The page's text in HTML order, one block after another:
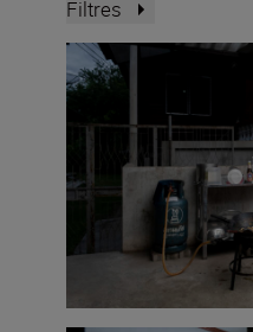
Filtres